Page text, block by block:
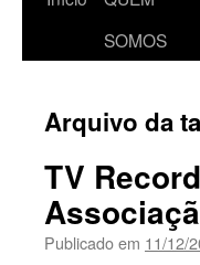
SOMOS
Arquivo da
TV
Publicado em 11/12/